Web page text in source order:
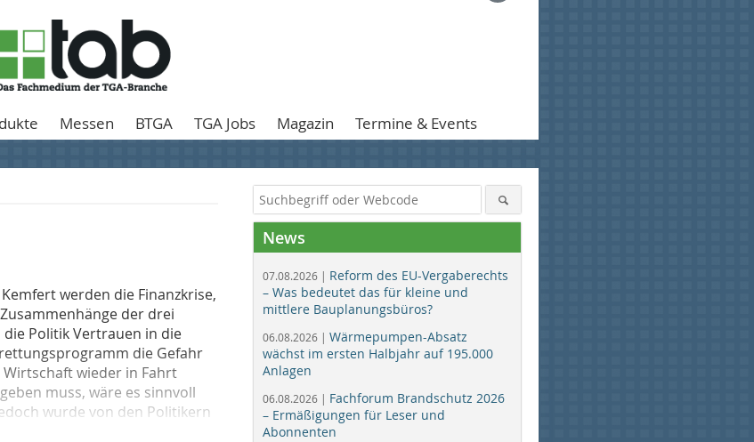
Messen BTGA TGA Jobs Magazin Termine & Events
werden die Finanzkrise,
der drei
Politik Vertrauen in die
die Gefahr
wieder in Fahrt
muss, wäre es sinnvoll
wurde von den Politikern
News
07.08.2026 | Reform des EU-Vergaberechts
– Was bedeutet das für kleine und
mittlere Bauplanungsbüros?
06.08.2026 | Wärmepumpen-Absatz
wächst im ersten Halbjahr auf 195.000
Anlagen
06.08.2026 | Fachforum Brandschutz 2026
– Ermäßigungen für Leser und
Abonnenten